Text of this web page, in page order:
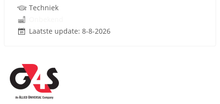
Techniek
Laatste update: 8-8-2026